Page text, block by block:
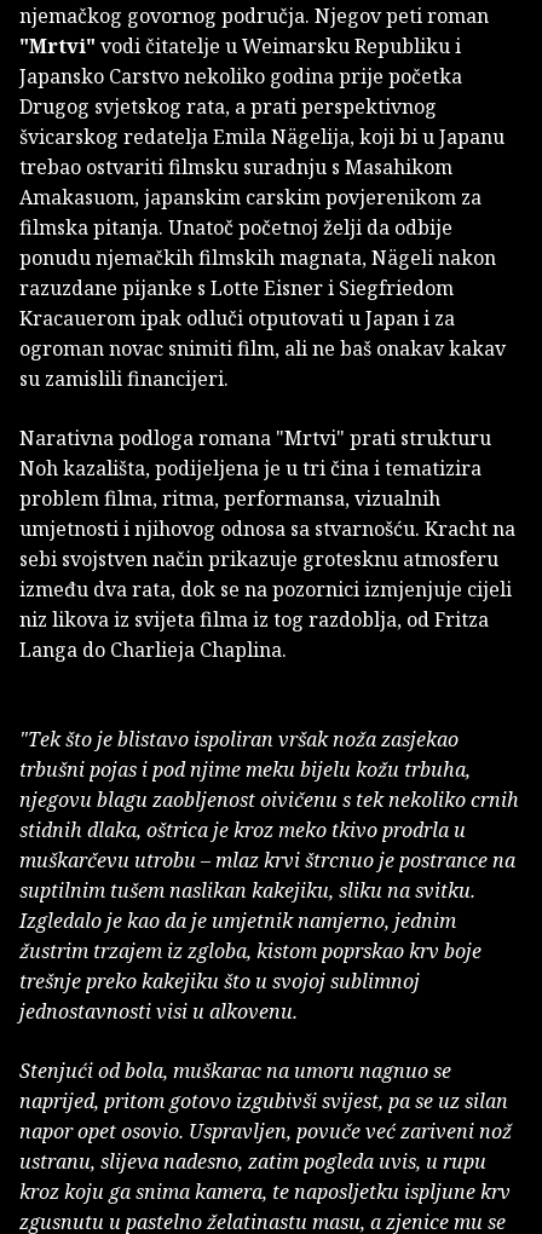
njemačkog govornog područja. Njegov peti roman
"Mrtvi" vodi čitatelje u Weimarsku Republiku i
Japansko Carstvo nekoliko godina prije početka
Drugog svjetskog rata, a prati perspektivnog
švicarskog redatelja Emila Nägelija, koji bi u Japanu
trebao ostvariti filmsku suradnju s Masahikom
Amakasuom, japanskim carskim povjerenikom za
filmska pitanja. Unatoč početnoj želji da odbije
ponudu njemačkih filmskih magnata, Nägeli nakon
razuzdane pijanke s Lotte Eisner i Siegfriedom
Kracauerom ipak odluči otputovati u Japan i za
ogroman novac snimiti film, ali ne baš onakav kakav
su zamislili financijeri.
Narativna podloga romana "Mrtvi" prati strukturu
Noh kazališta, podijeljena je u tri čina i tematizira
problem filma, ritma, performansa, vizualnih
umjetnosti i njihovog odnosa sa stvarnošću. Kracht na
sebi svojstven način prikazuje grotesknu atmosferu
između dva rata, dok se na pozornici izmjenjuje cijeli
niz likova iz svijeta filma iz tog razdoblja, od Fritza
Langa do Charlieja Chaplina.
"Tek što je blistavo ispoliran vršak noža zasjekao
trbušni pojas i pod njime meku bijelu kožu trbuha,
njegovu blagu zaobljenost oivičenu s tek nekoliko crnih
stidnih dlaka, oštrica je kroz meko tkivo prodrla u
muškarčevu utrobu – mlaz krvi štrcnuo je postrance na
suptilnim tušem naslikan kakejiku, sliku na svitku.
Izgledalo je kao da je umjetnik namjerno, jednim
žustrim trzajem iz zgloba, kistom poprskao krv boje
trešnje preko kakejiku što u svojoj sublimnoj
jednostavnosti visi u alkovenu.
Stenjući od bola, muškarac na umoru nagnuo se
naprijed, pritom gotovo izgubivši svijest, pa se uz silan
napor opet osovio. Uspravljen, povuče već zariveni nož
ustranu, slijeva nadesno, zatim pogleda uvis, u rupu
kroz koju ga snima kamera, te naposljetku ispljune krv
zgusnutu u pastelno želatinastu masu, a zjenice mu se